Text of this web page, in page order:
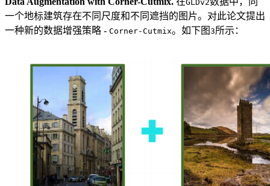
GLDv2
一个地标建筑存在不同尺度和不同遮挡的图片。对此论文提出
一种新的数据增强策略 - Corner-Cutmix。如下图 3所示：